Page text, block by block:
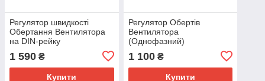
Регулятор швидкості
Обертання Вентилятора
на DIN-рейку
1 590 ₴
Купити
Регулятор Обертів
Вентилятора
(Однофазний)
1 100₴
Купити